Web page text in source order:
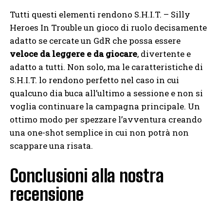
Tutti questi elementi rendono S.H.I.T. – Silly
Heroes In Trouble un gioco di ruolo decisamente
adatto se cercate un GdR che possa essere
veloce da leggere e da giocare, divertente e
adatto a tutti. Non solo, ma le caratteristiche di
S.H.I.T. lo rendono perfetto nel caso in cui
qualcuno dia buca all’ultimo a sessione e non si
voglia continuare la campagna principale. Un
ottimo modo per spezzare l’avventura creando
una one-shot semplice in cui non potrà non
scappare una risata.
Conclusioni alla nostra
recensione